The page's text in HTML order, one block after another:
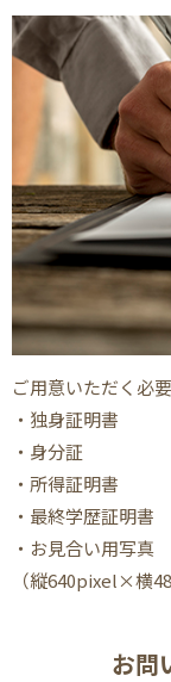
ご用意いただく必
・独身証明書
・身分証
・所得証明書
・最終学歴証明書
・お見合い用写真
（縦640pixel×横
お問